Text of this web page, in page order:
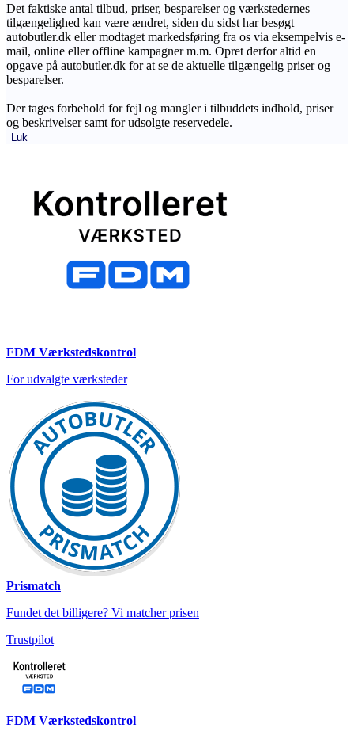
Det faktiske antal tilbud, priser, besparelser og værkstedernes
tilgængelighed kan være ændret, siden du sidst har besøgt
autobutler.dk eller modtaget markedsføring fra os via eksempelvis e-
mail, online eller offline kampagner m.m. Opret derfor altid en
opgave på autobutler.dk for at se de aktuelle tilgængelig priser og
besparelser.
Der tages forbehold for fejl og mangler i tilbuddets indhold, priser
og beskrivelser samt for udsolgte reservedele.
Luk
FDM Værkstedskontrol
For udvalgte værksteder
Prismatch
Fundet det billigere? Vi matcher prisen
Trustpilot
FDM Værkstedskontrol